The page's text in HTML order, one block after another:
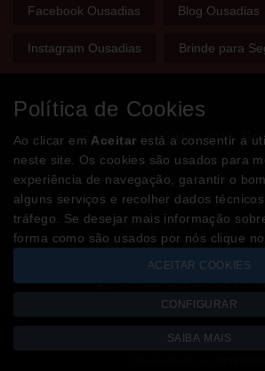
Facebook Ousadias Blog Ousadias
Instagram Ousadias Brinde para
Bem-vindo(a) à sua
A loja onde encontra tudo o que precisa
relação e tornar o sexo mais divertido,
Partilhe com os seus
Todos os valores incluem IVA à taxa em vigor
Política de Cookies
Ao clicar em Aceitar está a consentir a
neste site. Os cookies são usados para
experiência de navegação, garantir o
alguns serviços e recolher dados
tráfego. Se desejar mais informação
forma como são usados por nós clique
ACEITAR COOKIES
CONFIGURAR
SAIBA MAIS